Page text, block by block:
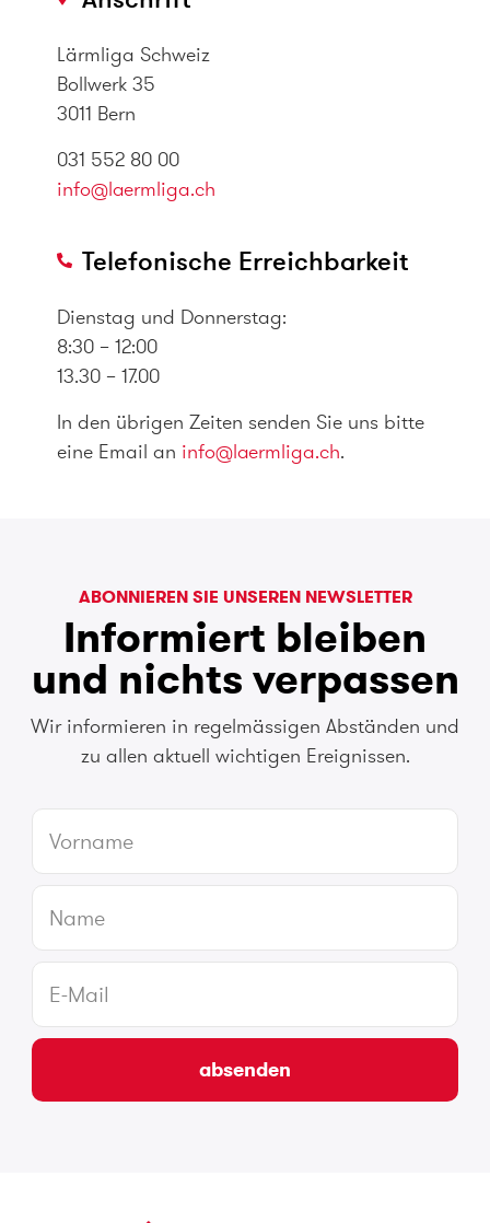
Lärmliga Schweiz
Bollwerk 35
3011 Bern
031 552 80 00
info@laermliga.ch
Telefonische Erreichbarkeit
Dienstag und Donnerstag:
8:30 – 12:00
13.30 – 17.00
In den übrigen Zeiten senden Sie uns bitte
eine Email an info@laermliga.ch.
ABONNIEREN SIE UNSEREN NEWSLETTER
Informiert bleiben
und nichts verpassen
Wir informieren in regelmässigen Abständen und
zu allen aktuell wichtigen Ereignissen.
absenden